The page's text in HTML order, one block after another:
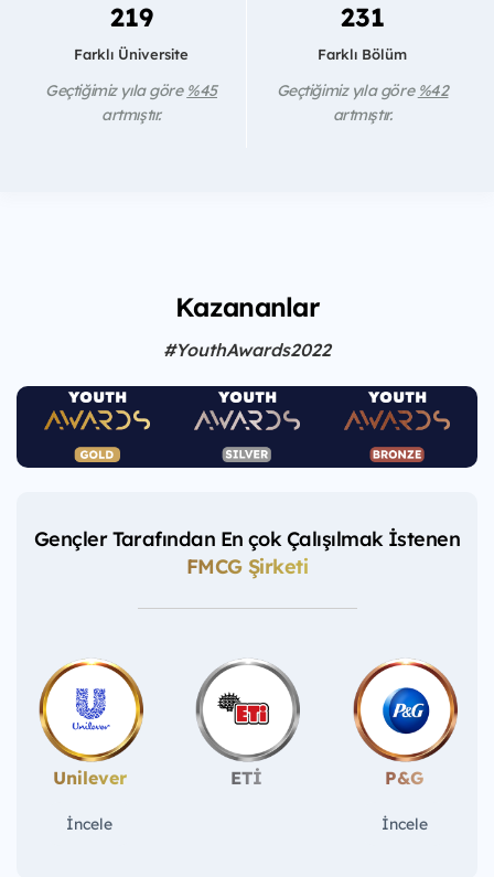
219
Farklı Üniversite
Geçtiğimiz yıla göre %45
artmıştır.
231
Farklı Bölüm
Geçtiğimiz yıla göre %42
artmıştır.
Kazananlar
#YouthAwards2022
Gençler Tarafından En çok Çalışılmak İstenen
FMCG Şirketi
Unilever
İncele
ETİ P&G
İncele